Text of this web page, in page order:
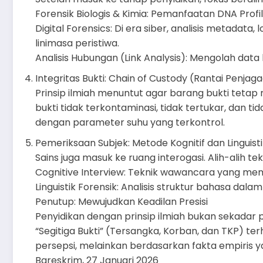
Forensik Biologis & Kimia: Pemanfaatan DNA
Digital Forensics: Di era siber, analisis
linimasa peristiwa.
Analisis Hubungan (Link Analysis): Mengolah
Integritas Bukti: Chain of Custody (Rantai
Prinsip ilmiah menuntut agar barang bukti tetap
bukti tidak terkontaminasi, tidak tertukar, dan
dengan parameter suhu yang terkontrol.
Pemeriksaan Subjek: Metode Kognitif dan
Sains juga masuk ke ruang interogasi. Alih-alih
Cognitive Interview: Teknik wawancara yang
Linguistik Forensik: Analisis struktur bahasa
Penutup: Mewujudkan Keadilan Presisi
Penyidikan dengan prinsip ilmiah bukan
“Segitiga Bukti” (Tersangka, Korban, dan TKP)
persepsi, melainkan berdasarkan fakta empiris